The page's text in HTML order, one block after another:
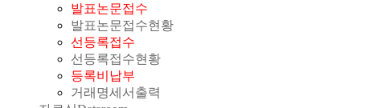
발표논문접수
발표논문접수현황
선등록접수
선등록접수현황
등록비납부
거래명세서출력